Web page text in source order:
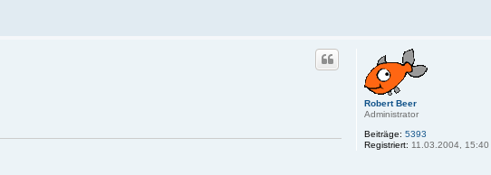
Robert Beer
Administrator
Beiträge: 5393
Registriert: 11.03.2004, 15:40